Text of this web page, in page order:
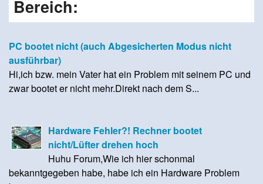
Bereich:
PC bootet nicht (auch Abgesicherten Modus nicht
ausführbar)
Hi,ich bzw. mein Vater hat ein Problem mit seinem PC und
zwar bootet er nicht mehr.Direkt nach dem S...
Hardware Fehler?! Rechner bootet
nicht/Lüfter drehen hoch
Huhu Forum,Wie ich hier schonmal
bekanntgegeben habe, habe ich ein Hardware Problem